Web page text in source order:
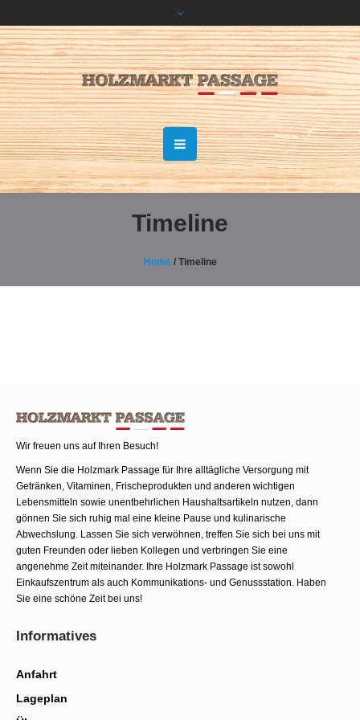
Timeline
Home / Timeline
Wir freuen uns auf Ihren Besuch!
Wenn Sie die Holzmark Passage für Ihre alltägliche Versorgung mit
Getränken, Vitaminen, Frischeprodukten und anderen wichtigen
Lebensmitteln sowie unentbehrlichen Haushaltsartikeln nutzen, dann
gönnen Sie sich ruhig mal eine kleine Pause und kulinarische
Abwechslung. Lassen Sie sich verwöhnen, treffen Sie sich bei uns mit
guten Freunden oder lieben Kollegen und verbringen Sie eine
angenehme Zeit miteinander. Ihre Holzmark Passage ist sowohl
Einkaufszentrum als auch Kommunika­tions- und Genussstation. Haben
Sie eine schöne Zeit bei uns!
Informatives
Anfahrt
Lageplan